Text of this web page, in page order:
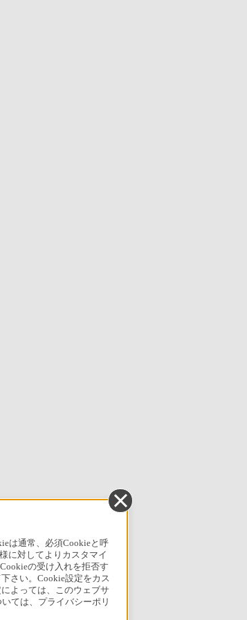
は通常、必須Cookieと呼
に対してよりカスタマイ
の受け入れを拒否す
さい。Cookie設定をカス
よっては、このウェブサ
ては、プライバシーポリ